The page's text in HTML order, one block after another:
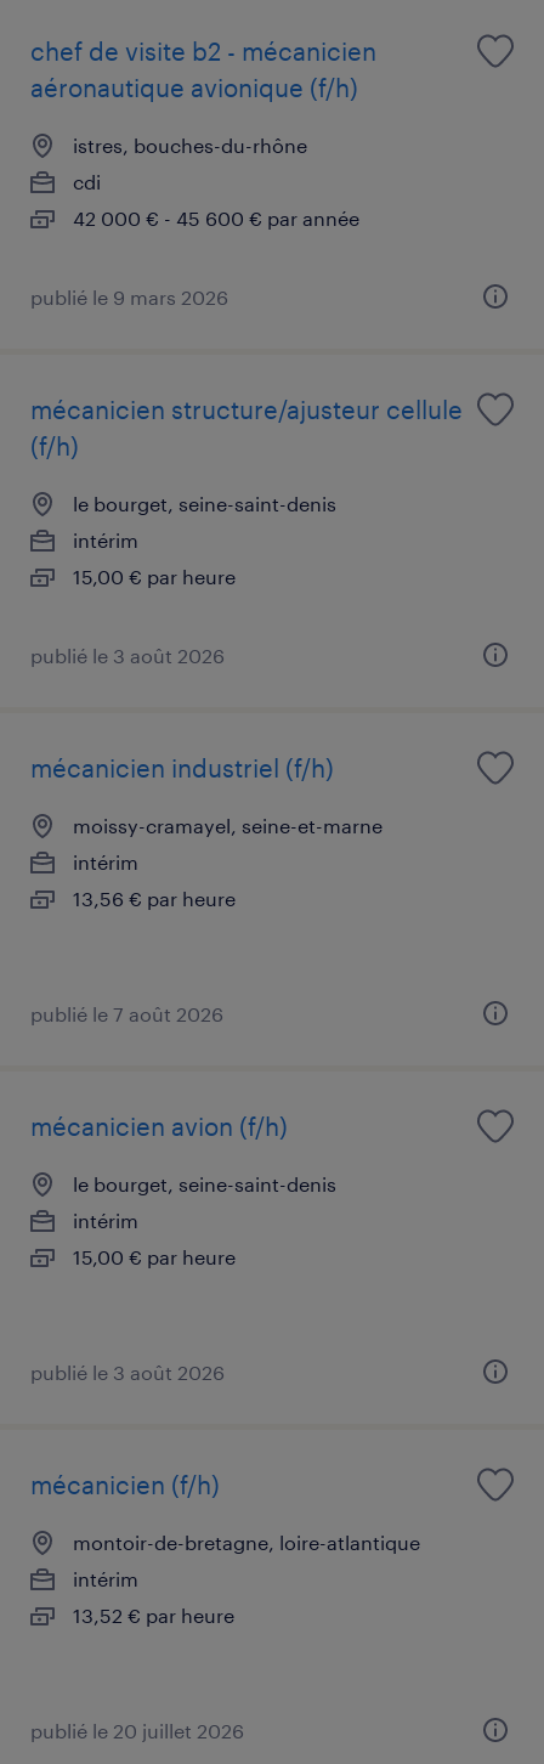
chef de visite b2 - mécanicien
aéronautique avionique (f/h)
istres, bouches-du-rhône
cdi
42 000 € - 45 600 € par année
publié le 9 mars 2026
mécanicien structure/ajusteur cellule
(f/h)
le bourget, seine-saint-denis
intérim
15,00 € par heure
publié le 3 août 2026
mécanicien industriel (f/h)
moissy-cramayel, seine-et-marne
intérim
13,56 € par heure
publié le 7 août 2026
mécanicien avion (f/h)
le bourget, seine-saint-denis
intérim
15,00 € par heure
publié le 3 août 2026
mécanicien (f/h)
montoir-de-bretagne, loire-atlantique
intérim
13,52 € par heure
publié le 20 juillet 2026